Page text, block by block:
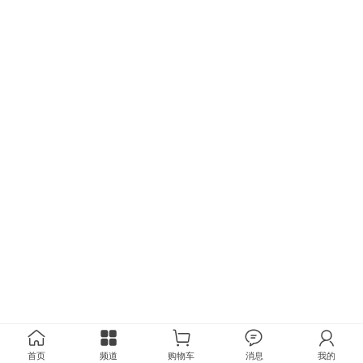
首页 频道 购物车 消息 我的